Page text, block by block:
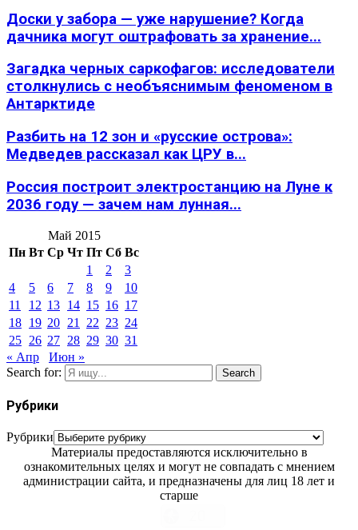
Доски у забора — уже нарушение? Когда
дачника могут оштрафовать за хранение...
Загадка черных саркофагов: исследователи
столкнулись с необъяснимым феноменом в
Антарктиде
Разбить на 12 зон и «русские острова»:
Медведев рассказал как ЦРУ в...
Россия построит электростанцию на Луне к
2036 году — зачем нам лунная...
Май 2015
Пн Вт Ср Чт Пт Сб Вс
1
2
3
4
5 6 7 8 9
10
11
12 13 14 15 16 17
18 19 20 21 22 23 24
25 26 27 28 29 30 31
« Апр
Июн »
Search for:
Search
Рубрики
Рубрики
Материалы предоставляются исключительно в
ознакомительных целях и могут не совпадать с мнением
администрации сайта, и предназначены для лиц 18 лет и
старше